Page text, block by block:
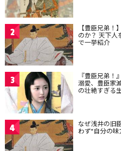
2 【豊臣兄弟
のか？ 天下人
で一挙紹介
3 『豊臣兄弟
溺愛、豊臣家
の壮絶すぎる
4 なぜ浅井の旧
わず“自分の